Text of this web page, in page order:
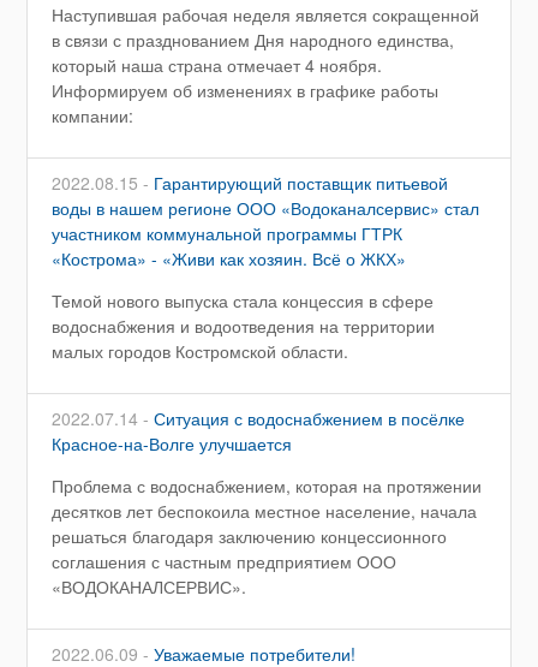
Наступившая рабочая неделя является сокращенной
в связи с празднованием Дня народного единства,
который наша страна отмечает 4 ноября.
Информируем об изменениях в графике работы
компании:
2022.08.15 - Гарантирующий поставщик питьевой
воды в нашем регионе ООО «Водоканалсервис» стал
участником коммунальной программы ГТРК
«Кострома» - «Живи как хозяин. Всё о ЖКХ»
Темой нового выпуска стала концессия в сфере
водоснабжения и водоотведения на территории
малых городов Костромской области.
2022.07.14 -Ситуация с водоснабжением в посёлке
Красное-на-Волге улучшается
Проблема с водоснабжением, которая на протяжении
десятков лет беспокоила местное население, начала
решаться благодаря заключению концессионного
соглашения с частным предприятием ООО
«ВОДОКАНАЛСЕРВИС».
2022.06.09 -Уважаемые потребители!